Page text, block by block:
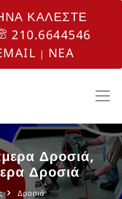
ΚΑΛΕΣΤΕ
210.6644546
| NEA
Δροσιά,
Δροσιά
Δροσιά